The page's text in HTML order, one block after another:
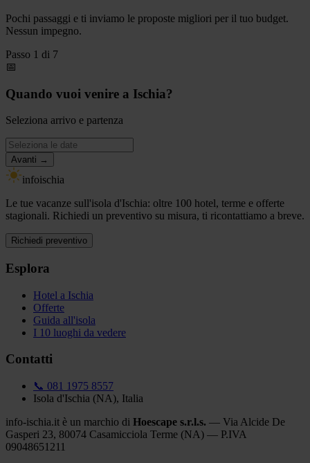
Pochi passaggi e ti inviamo le proposte migliori per il tuo budget.
Nessun impegno.
Passo 1 di 7
📅
Quando vuoi venire a Ischia?
Seleziona arrivo e partenza
Avanti →
infoischia
Le tue vacanze sull'isola d'Ischia: oltre 100 hotel, terme e offerte
stagionali. Richiedi un preventivo su misura, ti ricontattiamo a breve.
Richiedi preventivo
Esplora
Hotel a Ischia
Offerte
Guida all'isola
I 10 luoghi da vedere
Contatti
📞 081 1975 8557
Isola d'Ischia (NA), Italia
info-ischia.it è un marchio di Hoescape s.r.l.s. — Via Alcide De
Gasperi 23, 80074 Casamicciola Terme (NA) — P.IVA
09048651211